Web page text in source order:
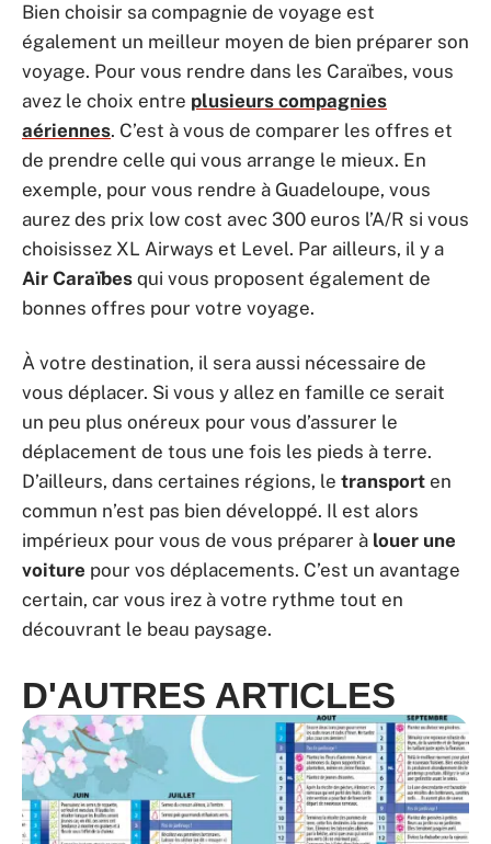
Bien choisir sa compagnie de voyage est
également un meilleur moyen de bien préparer son
voyage. Pour vous rendre dans les Caraïbes, vous
avez le choix entre plusieurs compagnies
aériennes. C’est à vous de comparer les offres et
de prendre celle qui vous arrange le mieux. En
exemple, pour vous rendre à Guadeloupe, vous
aurez des prix low cost avec 300 euros l’A/R si vous
choisissez XL Airways et Level. Par ailleurs, il y a
Air Caraïbes qui vous proposent également de
bonnes offres pour votre voyage.
À votre destination, il sera aussi nécessaire de
vous déplacer. Si vous y allez en famille ce serait
un peu plus onéreux pour vous d’assurer le
déplacement de tous une fois les pieds à terre.
D’ailleurs, dans certaines régions, le transport en
commun n’est pas bien développé. Il est alors
impérieux pour vous de vous préparer à louer une
voiture pour vos déplacements. C’est un avantage
certain, car vous irez à votre rythme tout en
découvrant le beau paysage.
D'AUTRES ARTICLES